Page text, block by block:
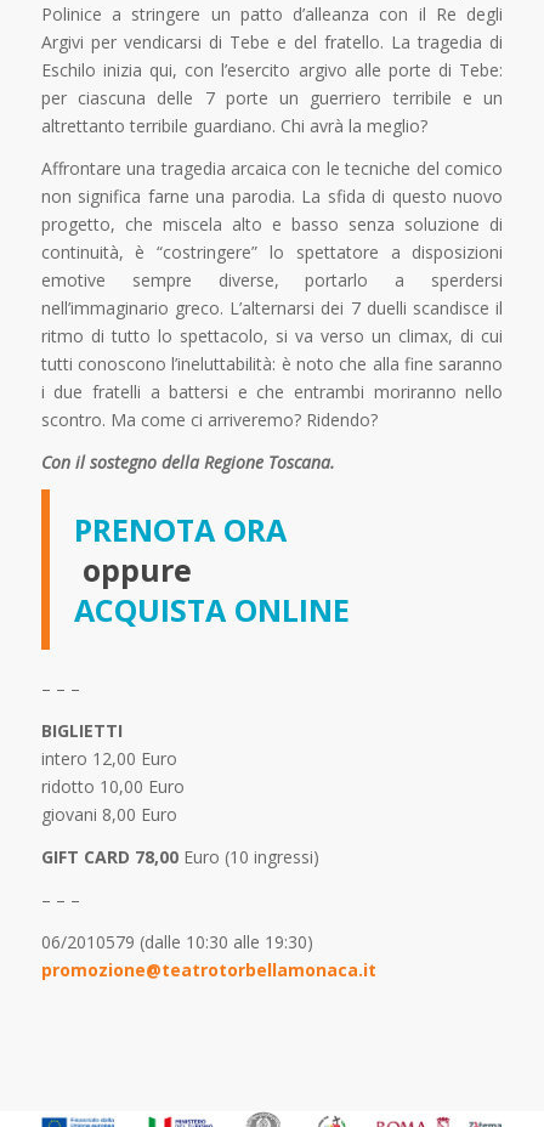
Polinice a stringere un patto d’alleanza con il Re degli
Argivi per vendicarsi di Tebe e del fratello. La tragedia di
Eschilo inizia qui, con l’esercito argivo alle porte di Tebe:
per ciascuna delle 7 porte un guerriero terribile e un
altrettanto terribile guardiano. Chi avrà la meglio?
Affrontare una tragedia arcaica con le tecniche del comico
non significa farne una parodia. La sfida di questo nuovo
progetto, che miscela alto e basso senza soluzione di
continuità, è “costringere” lo spettatore a disposizioni
emotive sempre diverse, portarlo a sperdersi
nell’immaginario greco. L’alternarsi dei 7 duelli scandisce il
ritmo di tutto lo spettacolo, si va verso un climax, di cui
tutti conoscono l’ineluttabilità: è noto che alla fine saranno
i due fratelli a battersi e che entrambi moriranno nello
scontro. Ma come ci arriveremo? Ridendo?
Con il sostegno della Regione Toscana.
PRENOTA ORA
oppure
ACQUISTA ONLINE
– – –
BIGLIETTI
intero 12,00 Euro
ridotto 10,00 Euro
giovani 8,00 Euro
GIFT CARD 78,00Euro (10 ingressi)
– – –
06/2010579 (dalle 10:30 alle 19:30)
promozione@teatrotorbellamonaca.it